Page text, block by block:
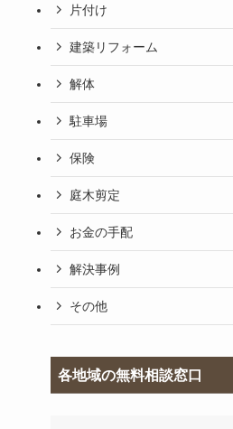
片付け
建築リフォーム
解体
駐車場
保険
庭木剪定
お金の手配
解決事例
その他
各地域の無料相談窓口